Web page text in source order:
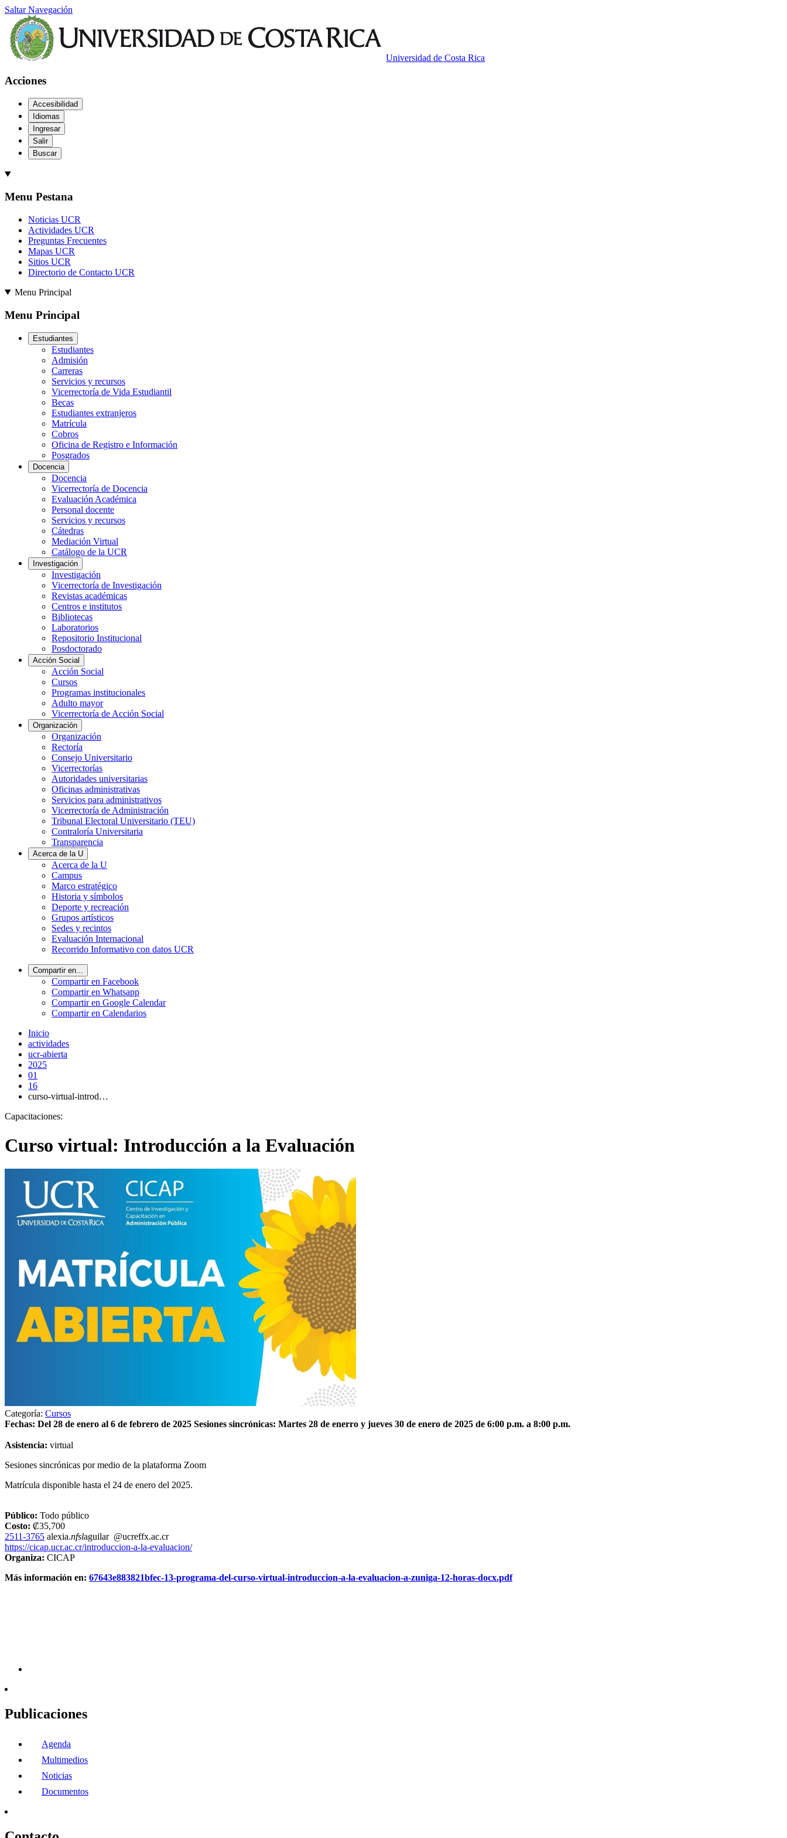
Saltar Navegación
Universidad de Costa Rica
Acciones
Accesibilidad
Idiomas
Ingresar
Salir
Buscar
Menu Pestana
Noticias UCR
Actividades UCR
Preguntas Frecuentes
Mapas UCR
Sitios UCR
Directorio de Contacto UCR
Menu Principal
Menu Principal
Estudiantes
Estudiantes
Admisión
Carreras
Servicios y recursos
Vicerrectoría de Vida Estudiantil
Becas
Estudiantes extranjeros
Matrícula
Cobros
Oficina de Registro e Información
Posgrados
Docencia
Docencia
Vicerrectoría de Docencia
Evaluación Académica
Personal docente
Servicios y recursos
Cátedras
Mediación Virtual
Catálogo de la UCR
Investigación
Investigación
Vicerrectoría de Investigación
Revistas académicas
Centros e institutos
Bibliotecas
Laboratorios
Repositorio Institucional
Posdoctorado
Acción Social
Acción Social
Cursos
Programas institucionales
Adulto mayor
Vicerrectoría de Acción Social
Organización
Organización
Rectoría
Consejo Universitario
Vicerrectorías
Autoridades universitarias
Oficinas administrativas
Servicios para administrativos
Vicerrectoría de Administración
Tribunal Electoral Universitario (TEU)
Contraloría Universitaria
Transparencia
Acerca de la U
Acerca de la U
Campus
Marco estratégico
Historia y símbolos
Deporte y recreación
Grupos artísticos
Sedes y recintos
Evaluación Internacional
Recorrido Informativo con datos UCR
Compartir en...
Compartir en Facebook
Compartir en Whatsapp
Compartir en Google Calendar
Compartir en Calendarios
Inicio
actividades
ucr-abierta
2025
01
16
curso-virtual-introd…
Capacitaciones:
Curso virtual: Introducción a la Evaluación
Categoría: Cursos
Fechas: Del 28 de enero al 6 de febrero de 2025 Sesiones sincrónicas: Martes 28 de enerro y jueves 30 de enero de 2025 de 6:00 p.m. a 8:00 p.m.
Asistencia: virtual
Sesiones sincrónicas por medio de la plataforma Zoom
Matrícula disponible hasta el 24 de enero del 2025.
Público: Todo público
Costo: ₡35,700
2511-3765 alexia.nfslaguilar @ucreffx.ac.cr
https://cicap.ucr.ac.cr/introduccion-a-la-evaluacion/
Organiza: CICAP
Más información en: 67643e883821bfec-13-programa-del-curso-virtual-introduccion-a-la-evaluacion-a-zuniga-12-horas-docx.pdf
Publicaciones
Agenda
Multimedios
Noticias
Documentos